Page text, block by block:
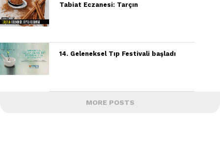
Tabiat Eczanesi: Tarçın
14. Geleneksel Tıp Festivali başladı
MORE POSTS